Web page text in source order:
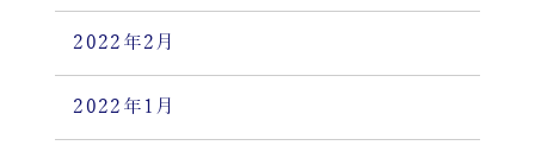
2022年2月
2022年1月